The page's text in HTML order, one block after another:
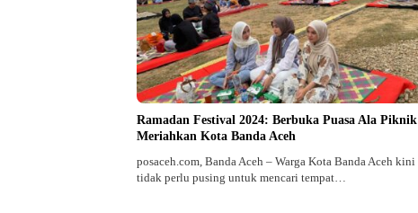
Ramadan Festival 2024: Berbuka Puasa Ala Piknik
Meriahkan Kota Banda Aceh
posaceh.com, Banda Aceh – Warga Kota Banda Aceh kini
tidak perlu pusing untuk mencari tempat…